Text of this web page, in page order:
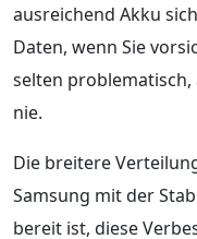
ausreichend Akku
Daten, wenn Sie
selten
nie.
Die breitere
Samsung mit der
bereit ist, diese